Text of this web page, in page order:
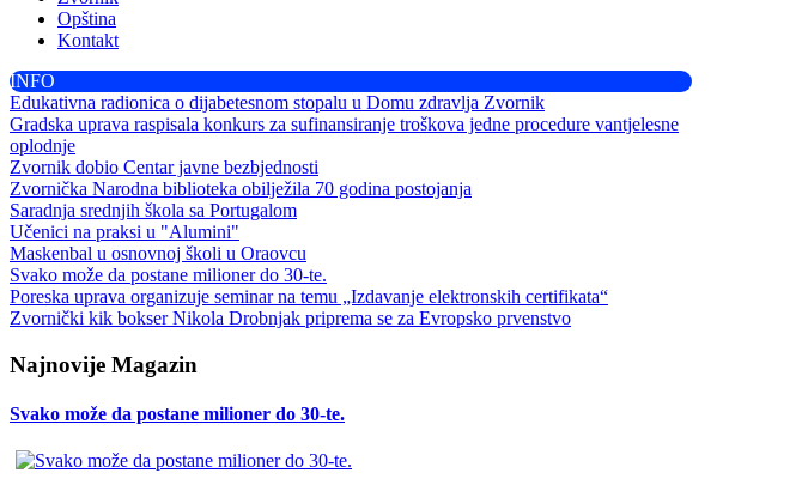
Opština
Kontakt
INFO
Edukativna radionica o dijabetesnom stopalu u Domu zdravlja Zvornik
Gradska uprava raspisala konkurs za sufinansiranje troškova jedne procedure vantjelesne
oplodnje
Zvornik dobio Centar javne bezbjednosti
Zvornička Narodna biblioteka obilježila 70 godina postojanja
Saradnja srednjih škola sa Portugalom
Učenici na praksi u "Alumini"
Maskenbal u osnovnoj školi u Oraovcu
Svako može da postane milioner do 30-te.
Poreska uprava organizuje seminar na temu „Izdavanje elektronskih certifikata“
Zvornički kik bokser Nikola Drobnjak priprema se za Evropsko prvenstvo
Najnovije Magazin
Svako može da postane milioner do 30-te.